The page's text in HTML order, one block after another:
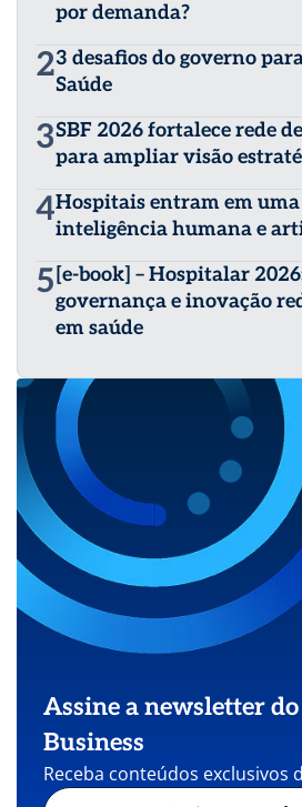
por demanda?
23 desafios do governo
Saúde
3SBF 2026 fortalece rede
para ampliar visão
4Hospitais entram em
inteligência humana e
5 [e-book] – Hospitalar
governança e inovação
em saúde
Assine a newsletter do
Business
Receba conteúdos exclusivos